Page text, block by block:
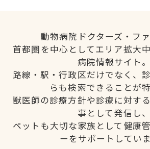
動物病院ドクターズ・ファ
首都圏を中心としてエリア拡大
病院情報サイト。
路線・駅・行政区だけでなく、
らも検索できることが特
獣医師の診療方針や診療に対す
事として発信し、
ペットも大切な家族として健康
ーをサポートしていま